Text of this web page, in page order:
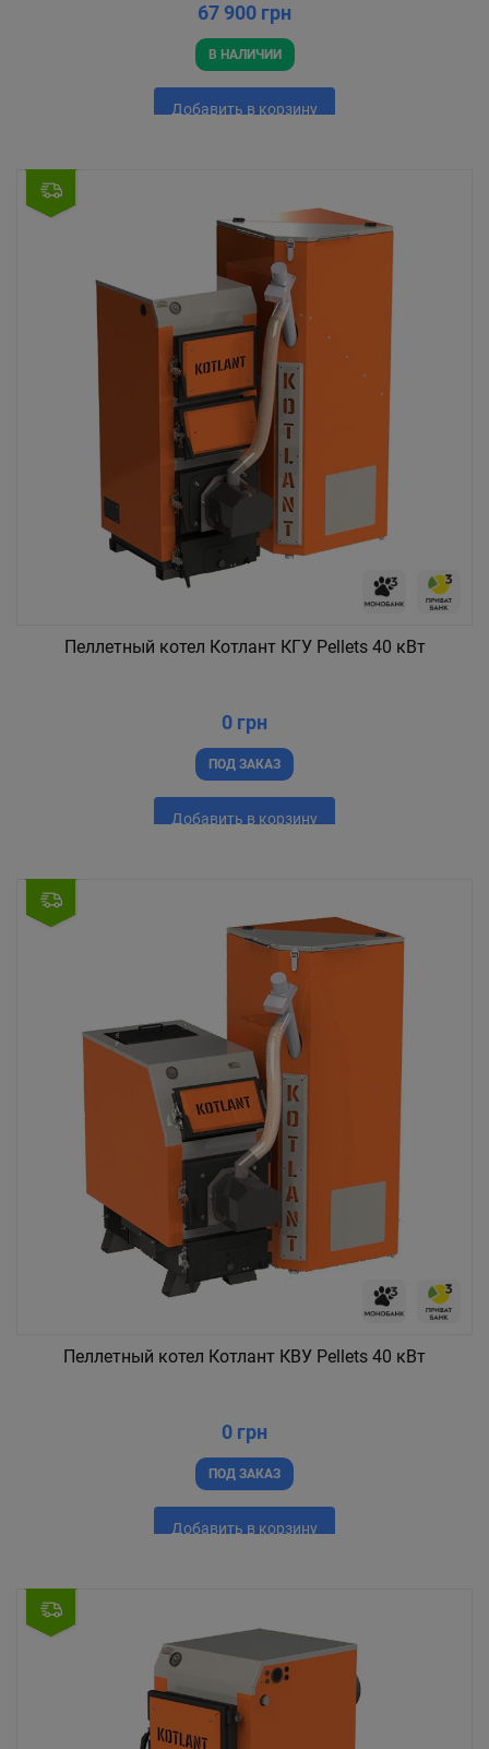
67 900 грн
В НАЛИЧИИ
Добавить в корзину
Пеллетный котел Котлант КГУ Pellets 40 кВт
0 грн
ПОД ЗАКАЗ
Добавить в корзину
Пеллетный котел Котлант КВУ Pellets 40 кВт
0 грн
ПОД ЗАКАЗ
Добавить в корзину